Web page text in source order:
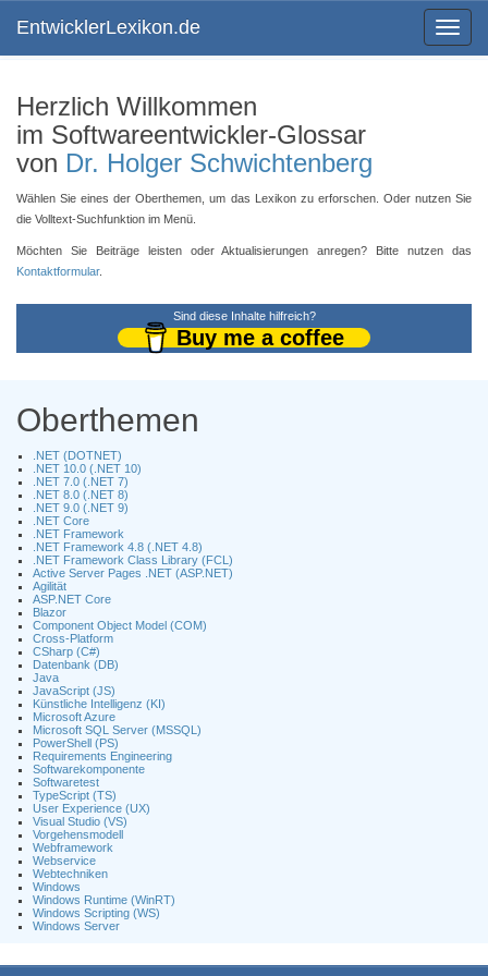
Toggle
EntwicklerLexikon.de
Herzlich Willkommen
im Softwareentwickler-Glossar
von Dr. Holger Schwichtenberg
Wählen Sie eines der Oberthemen, um das Lexikon zu erforschen. Oder nutzen Sie
die Volltext-Suchfunktion im Menü.
Möchten Sie Beiträge leisten oder Aktualisierungen anregen? Bitte nutzen das
Kontaktformular.
Sind diese Inhalte hilfreich?
Buy me a coffee
Oberthemen
.NET (DOTNET)
.NET 10.0 (.NET 10)
.NET 7.0 (.NET 7)
.NET 8.0 (.NET 8)
.NET 9.0 (.NET 9)
.NET Core
.NET Framework
.NET Framework 4.8 (.NET 4.8)
.NET Framework Class Library (FCL)
Active Server Pages .NET (ASP.NET)
Agilität
ASP.NET Core
Blazor
Component Object Model (COM)
Cross-Platform
CSharp (C#)
Datenbank (DB)
Java
JavaScript (JS)
Künstliche Intelligenz (KI)
Microsoft Azure
Microsoft SQL Server (MSSQL)
PowerShell (PS)
Requirements Engineering
Softwarekomponente
Softwaretest
TypeScript (TS)
User Experience (UX)
Visual Studio (VS)
Vorgehensmodell
Webframework
Webservice
Webtechniken
Windows
Windows Runtime (WinRT)
Windows Scripting (WS)
Windows Server